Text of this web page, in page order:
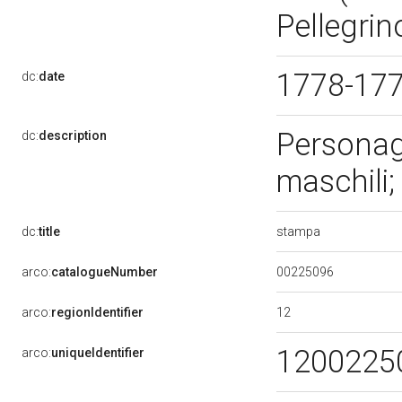
dc:date 1778-
dc:description
dc:title stampa
arco:catalogueNumber 00225096
arco:regionIdentifier 12
arco:uniqueIdentifier